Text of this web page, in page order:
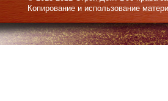
Копирование и использование